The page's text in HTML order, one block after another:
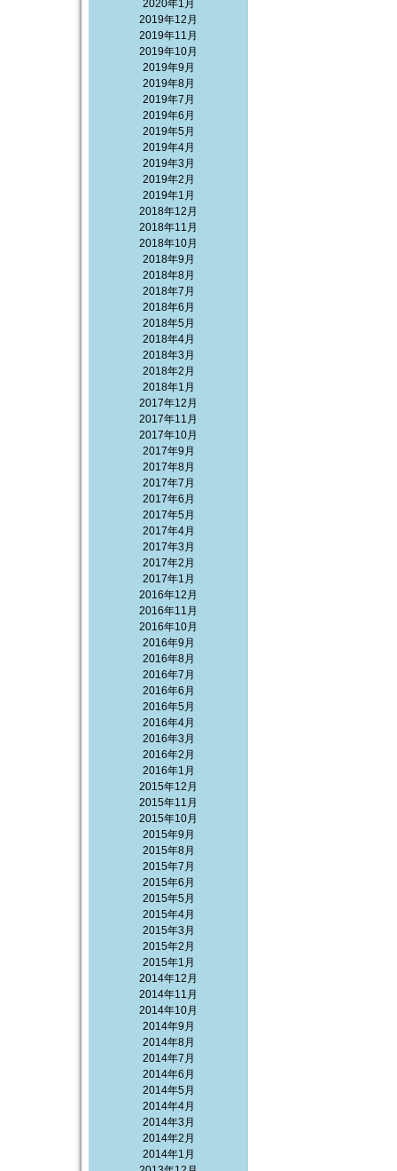
2020年1月
2019年12月
2019年11月
2019年10月
2019年9月
2019年8月
2019年7月
2019年6月
2019年5月
2019年4月
2019年3月
2019年2月
2019年1月
2018年12月
2018年11月
2018年10月
2018年9月
2018年8月
2018年7月
2018年6月
2018年5月
2018年4月
2018年3月
2018年2月
2018年1月
2017年12月
2017年11月
2017年10月
2017年9月
2017年8月
2017年7月
2017年6月
2017年5月
2017年4月
2017年3月
2017年2月
2017年1月
2016年12月
2016年11月
2016年10月
2016年9月
2016年8月
2016年7月
2016年6月
2016年5月
2016年4月
2016年3月
2016年2月
2016年1月
2015年12月
2015年11月
2015年10月
2015年9月
2015年8月
2015年7月
2015年6月
2015年5月
2015年4月
2015年3月
2015年2月
2015年1月
2014年12月
2014年11月
2014年10月
2014年9月
2014年8月
2014年7月
2014年6月
2014年5月
2014年4月
2014年3月
2014年2月
2014年1月